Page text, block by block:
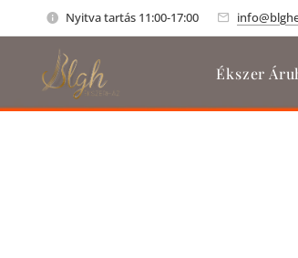
Nyitva tartás 11:00-17:00
Ékszer